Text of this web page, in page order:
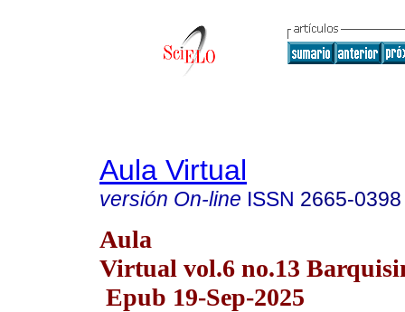
Aula Virtual
versión On-line ISSN 2665-0398
Aula
Virtual vol.6 no.13
Epub 19-Sep-2025